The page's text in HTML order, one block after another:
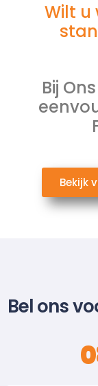
Wilt u
Bij
Bekijk
Bel ons